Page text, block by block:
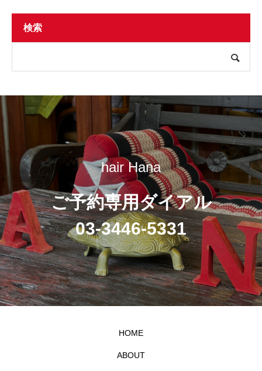
検索
hair Hana
ご予約専用ダイアル
03-3446-5331
HOME
ABOUT